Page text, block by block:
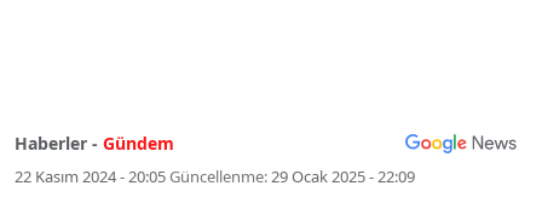
Haberler - Gündem
22 Kasım 2024 - 20:05Güncellenme:29 Ocak 2025 - 22:09